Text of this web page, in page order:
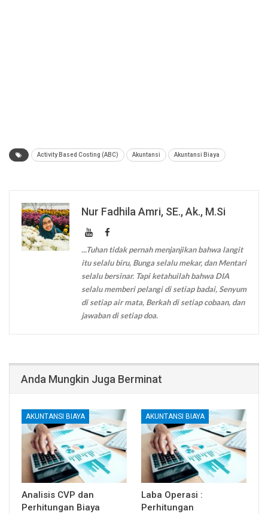
Activity Based Costing (ABC) Akuntansi Akuntansi Biaya
Nur Fadhila Amri, SE., Ak., M.Si
...Tuhan tidak pernah menjanjikan bahwa langit
itu selalu biru, Bunga selalu mekar, dan Mentari
selalu bersinar. Tapi ketahuilah bahwa DIA
selalu memberi pelangi di setiap badai, Senyum
di setiap air mata, Berkah di setiap cobaan, dan
jawaban di setiap doa.
Anda Mungkin Juga Berminat
AKUNTANSI BIAYA
Analisis CVP dan
Perhitungan Biaya
AKUNTANSI BIAYA
Laba Operasi :
Perhitungan